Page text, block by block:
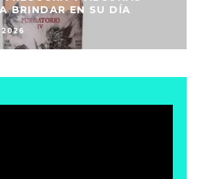
BRINDAR EN SU DÍA
2026